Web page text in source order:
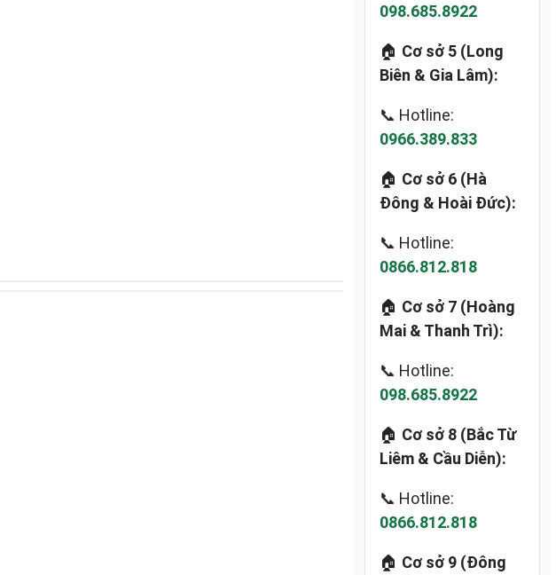
098.685.8922
🏠 Cơ sở 5 (Long
Biên & Gia Lâm):
📞 Hotline:
0966.389.833
🏠 Cơ sở 6 (Hà
Đông & Hoài Đức):
📞 Hotline:
0866.812.818
🏠 Cơ sở 7 (Hoàng
Mai & Thanh Trì):
📞 Hotline:
098.685.8922
🏠 Cơ sở 8 (Bắc Từ
Liêm & Cầu Diễn):
📞 Hotline:
0866.812.818
🏠 Cơ sở 9 (Đông